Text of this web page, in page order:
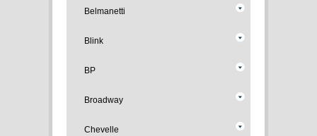
Belmanetti
Blink
BP
Broadway
Chevelle